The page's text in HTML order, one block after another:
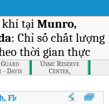
khí tại Munro,
: Chỉ số chất lượng
thời gian thực
- Davis
Usmc Reserve
Center,
Hillsborough,
Florida Chỉ số chất lượng